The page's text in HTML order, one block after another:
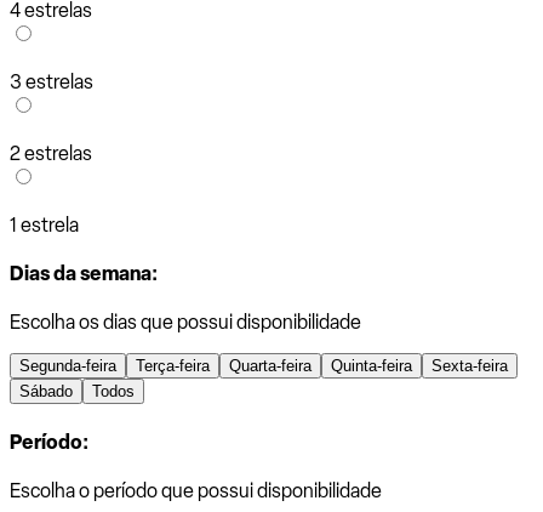
4 estrelas
3 estrelas
2 estrelas
1 estrela
Dias da semana:
Escolha os dias que possui disponibilidade
Segunda-feira Terça-feira Quarta-feira Quinta-feira
Sexta-feira
Sábado
Todos
Período:
Escolha o período que possui disponibilidade